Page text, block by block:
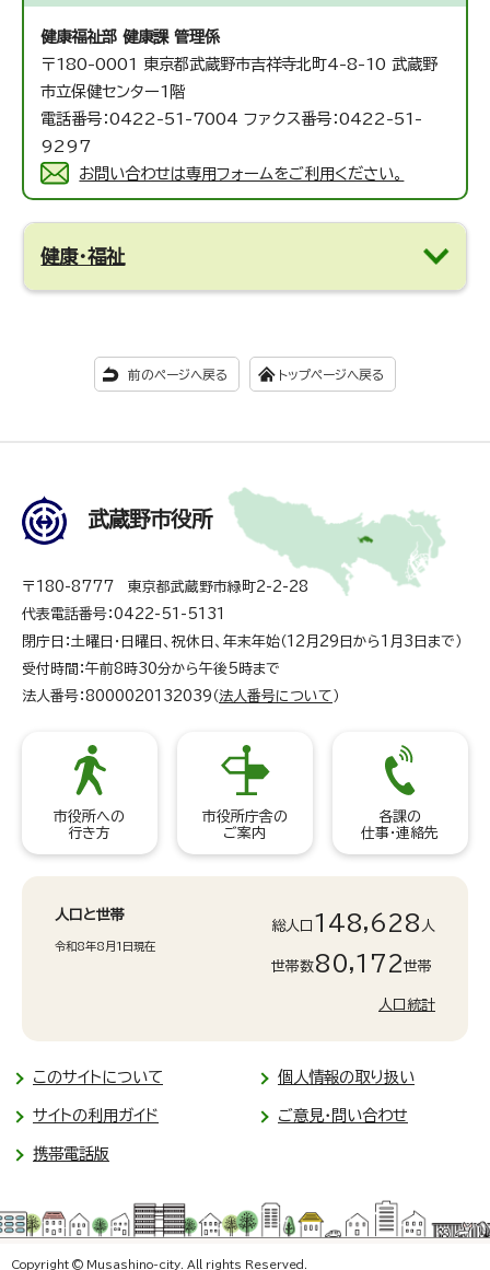
健康福祉部 健康課 管理係
〒180-0001 東京都武蔵野市吉祥寺北町4-8-10 武蔵野
市立保健センター1階
電話番号：0422-51-7004 ファクス番号：0422-51-
9297
お問い合わせは専用フォームをご利用ください。
健康・福祉
前のページへ戻る トップページへ戻る
武蔵野市役所
〒180-8777 東京都武蔵野市緑町2-2-28
代表電話番号：0422-51-5131
閉庁日：土曜日・日曜日、祝休日、年末年始（12月29日から1月3日まで）
受付時間：午前8時30分から午後5時まで
法人番号：8000020132039（ 法人番号について ）
市役所への
行き方
市役所庁舎の
ご案内
各課の
仕事・連絡先
人口と世帯
令和8年8月1日現在
総人口 148,628 人
世帯数80,172世帯
人口統計
このサイトについて 個人情報の取り扱い
サイトの利用ガイド ご意見・問い合わせ
携帯電話版
Copyright © Musashino-city. All rights Reserved.